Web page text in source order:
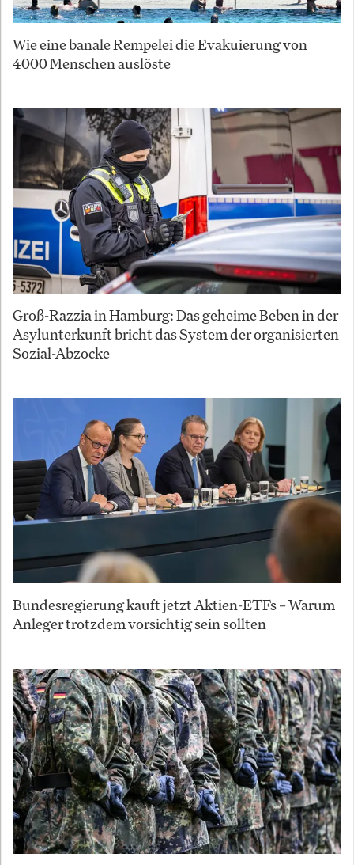
Wie eine banale Rempelei die Evakuierung von
4000 Menschen auslöste
Groß-Razzia in Hamburg: Das geheime Beben in der
Asylunterkunft bricht das System der organisierten
Sozial-Abzocke
Bundesregierung kauft jetzt Aktien-ETFs – Warum
Anleger trotzdem vorsichtig sein sollten